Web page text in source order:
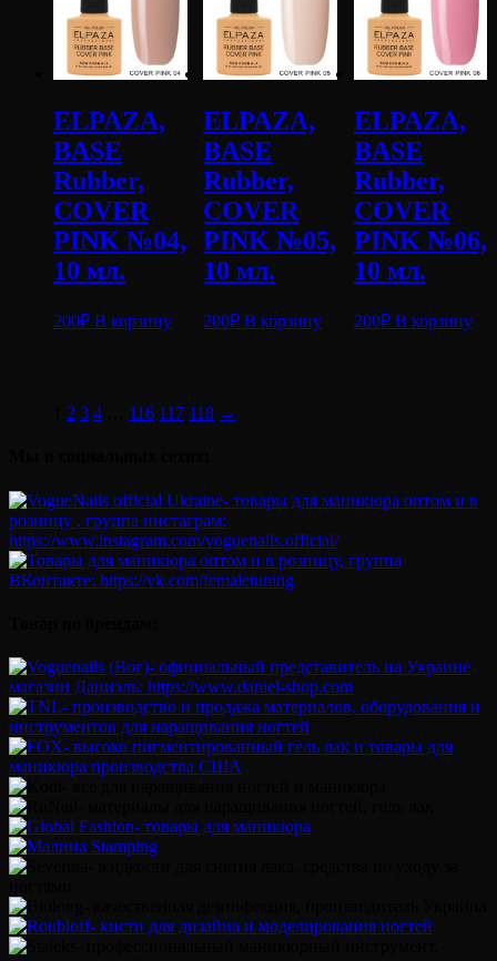
ELPAZA,
BASE
Rubber,
COVER
PINK №04,
10 мл.
200₽ В корзину
ELPAZA,
BASE
Rubber,
COVER
PINK №05,
10 мл.
200₽ В корзину
ELPAZA,
BASE
Rubber,
COVER
PINK №06,
10 мл.
200₽ В корзину
2 3 4 116 117 118 →